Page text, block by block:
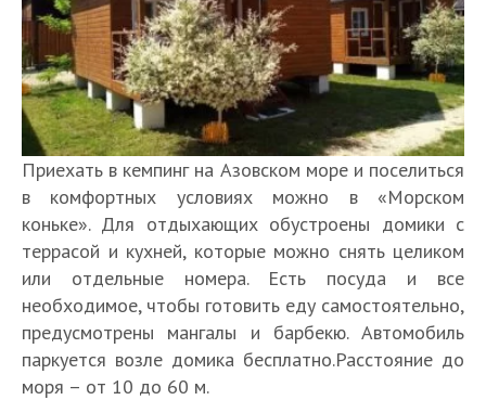
Приехать в кемпинг на Азовском море и поселиться
в комфортных условиях можно в «Морском
коньке». Для отдыхающих обустроены домики с
террасой и кухней, которые можно снять целиком
или отдельные номера. Есть посуда и все
необходимое, чтобы готовить еду самостоятельно,
предусмотрены мангалы и барбекю. Автомобиль
паркуется возле домика бесплатно.Расстояние до
моря – от 10 до 60 м.